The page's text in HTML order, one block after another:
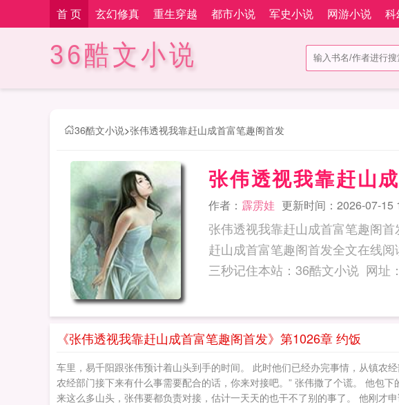
首 页 玄幻修真 重生穿越 都市小说 军史小说 网游小说 科
36酷文小说
36酷文小说>张伟透视我靠赶山成首富笔趣阁首发
张伟透视我靠赶山
作者： 霹雳娃 更新时间：2026-07-15
张伟透视我靠赶山成首富笔趣阁
赶山成首富笔趣阁首发全文在线阅
《张伟透视我靠赶山成首富笔趣阁首发》第1026章 约饭
车里，易千阳跟张伟预计着山头到手的时间。 此时他们已经办完事情，从镇农
农经部门接下来有什么事需要配合的话，你来对接吧。” 张伟撒了个谎。 他包
来这么多山头，张伟要都负责对接，估计一天天的也干不了别的事了。 他刚才